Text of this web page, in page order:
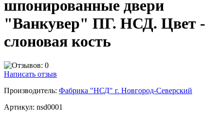
шпонированные двери
"Ванкувер" ПГ. НСД. Цвет -
слоновая кость
Написать отзыв
Производитель: Фабрика "НСД" г. Новгород-Северский
Артикул: nsd0001